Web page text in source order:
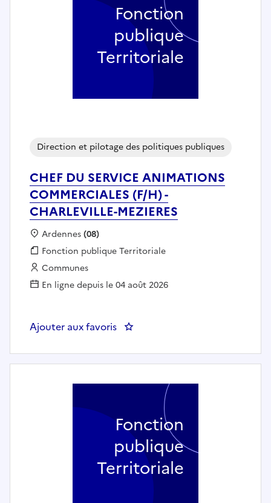
CHEF DU SERVICE ANIMATIONS
COMMERCIALES (F/H) -
CHARLEVILLE-MEZIERES
Direction et pilotage des politiques publiques
Localisation :
Ardennes(08)
Fonction publique :
Fonction publique Territoriale
Employeur :
Communes
En ligne depuis le 04 août 2026
Ajouter aux favoris
Fonction
publique
Territoriale
Fonction
publique
Territoriale